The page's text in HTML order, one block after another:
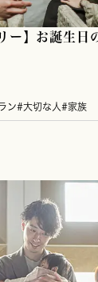
ー】お誕生日
ン#大切な人 #家族